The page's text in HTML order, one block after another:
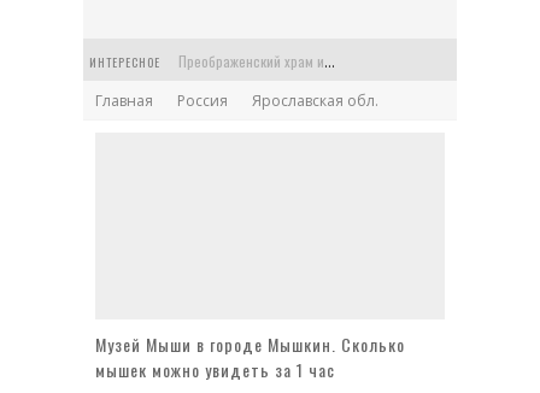
ИНТЕРЕСНОЕ Преображенский храм или Спасская церковь в старинной усадьбе Балашихи
Церковь Феодора Стратилата на Антиохийском подворье в Москве
Главная Россия Ярославская обл.
Музей Мыши в городе Мышкин. Сколько
мышек можно увидеть за 1 час